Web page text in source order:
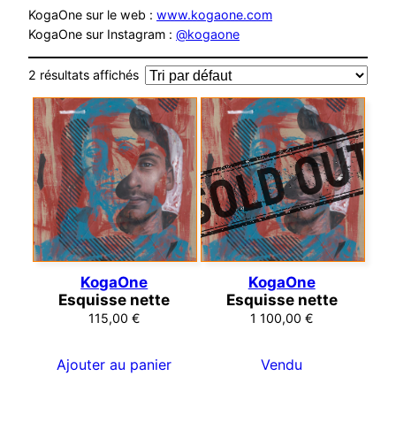
KogaOne sur le web : www.kogaone.com
KogaOne sur Instagram : @kogaone
2 résultats affichés
KogaOne
Esquisse nette
115,00 €
Ajouter au panier
KogaOne
Esquisse nette
1 100,00 €
Vendu